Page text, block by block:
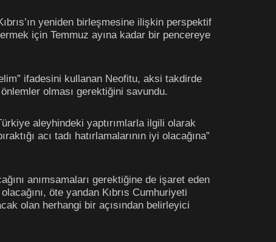
yeniden birleşmesine ilişkin perspektif
için Temmuz ayına kadar bir pencereye
ifadesini kullanan Neofitu, aksi takdirde
olması gerektiğini savundu.
aleyhindeki yaptırımlarla ilgili olarak
acı tadı hatırlamalarının iyi olacağına”
anımsamaları gerektiğine de işaret eden
öte yandan Kıbrıs Cumhuriyeti
olan herhangi bir açısından belirleyici